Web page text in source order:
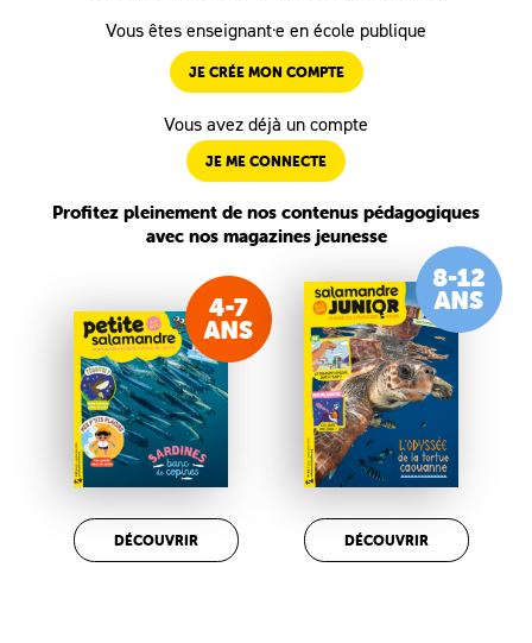
Vous êtes enseignant·e en école publique
JE CRÉE MON COMPTE
Vous avez déjà un compte
JE ME CONNECTE
Profitez pleinement de nos contenus pédagogiques
avec nos magazines jeunesse
DÉCOUVRIR DÉCOUVRIR